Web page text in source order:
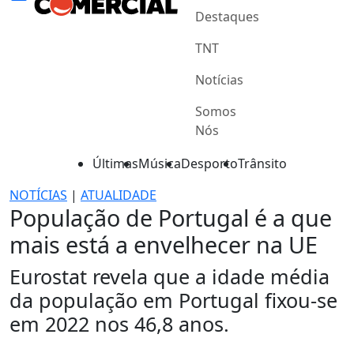
Destaques
TNT
Notícias
Somos
Nós
ÚltimasMúsicaDesportoTrânsito
NOTÍCIAS | ATUALIDADE
População de Portugal é a que
mais está a envelhecer na UE
Eurostat revela que a idade média
da população em Portugal fixou-se
em 2022 nos 46,8 anos.